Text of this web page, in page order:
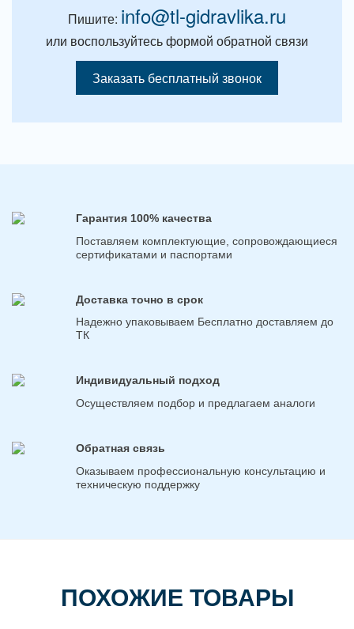
Пишите: info@tl-gidravlika.ru
или воспользуйтесь формой обратной связи
Заказать бесплатный звонок
Гарантия 100% качества
Поставляем комплектующие, сопровождающиеся
сертификатами и паспортами
Доставка точно в срок
Надежно упаковываем Бесплатно доставляем до
ТК
Индивидуальный подход
Осуществляем подбор и предлагаем аналоги
Обратная связь
Оказываем профессиональную консультацию и
техническую поддержку
ПОХОЖИЕ ТОВАРЫ